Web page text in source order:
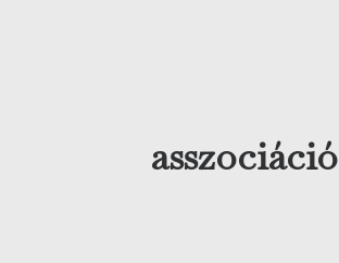
LOGIN / REGISTERasszociáció